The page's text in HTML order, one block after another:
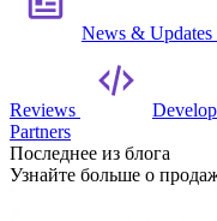
News & Updates
Reviews
Partners
Последнее из блога
Узнайте больше о